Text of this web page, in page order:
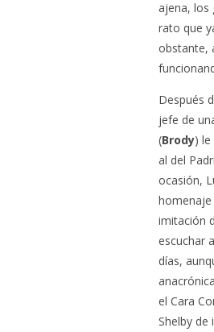
ajena, los
rato que
obstante,
Después
jefe de
(Brody) le
al del
ocasión,
homenaje
imitación
escuchar a
días,
el Cara
Shelby de